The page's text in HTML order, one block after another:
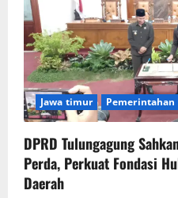
Jawa timur Pemerintahan
DPRD Tulungagung
Perda, Perkuat Fondasi
Daerah